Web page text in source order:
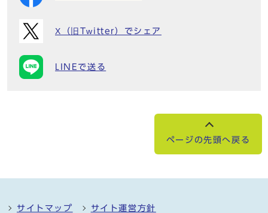
X（旧Twitter）でシェア
LINEで送る
ページの先頭へ戻る
サイトマップ サイト運営方針